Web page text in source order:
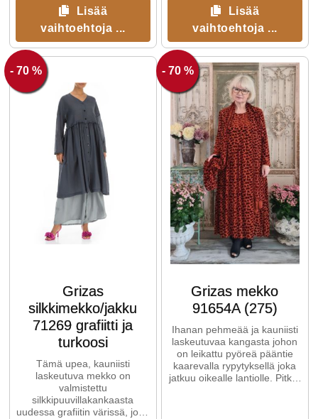
Lisää
vaihtoehtoja ...
Lisää
vaihtoehtoja ...
Grizas
silkkimekko/jakku
71269 grafiitti ja
turkoosi
Tämä upea, kauniisti
laskeutuva mekko on
valmistettu
silkkipuuvillakankaasta
uudessa grafiitin värissä, joka
- 70 %
Grizas mekko
91654A (275)
Ihanan pehmeää ja kauniisti
laskeutuvaa kangasta johon
on leikattu pyöreä pääntie
kaarevalla rypytyksellä joka
jatkuu oikealle lantiolle. Pitkät
- 70 %